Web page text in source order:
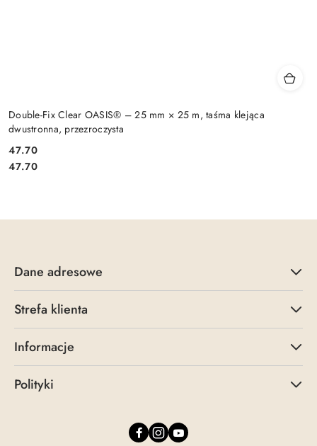
Double-Fix Clear OASIS® – 25 mm × 25 m, taśma klejąca
dwustronna, przezroczysta
Cena:
47.70
Cena:
47.70
Dane adresowe
Strefa klienta
Informacje
Polityki